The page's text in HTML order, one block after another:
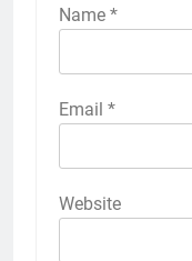
Name *
Email *
Website